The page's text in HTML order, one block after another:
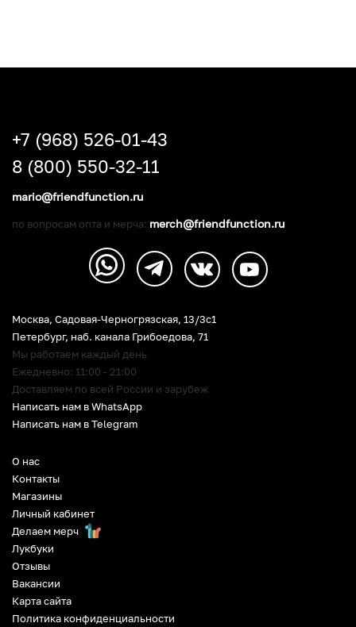
О нас
Контакты
Магазины
Личный кабинет
Делаем мерч
Лукбуки
Отзывы
Вакансии
Карта сайта
Политика конфиденциальности
Москва, Садовая-Черногрязская, 13/3c1
Петербург, наб. канала Грибоедова, 71
Мы работаем каждый день
Ежедневно: 11:00 - 21:00
Доставляем по всей России и зарубеж
Написать нам в WhatsApp
Написать нам в Telegram
+7 (968) 526-01-43
8 (800) 550-32-11
mario@friendfunction.ru
по вопросам опта и мерча: merch@friendfunction.ru